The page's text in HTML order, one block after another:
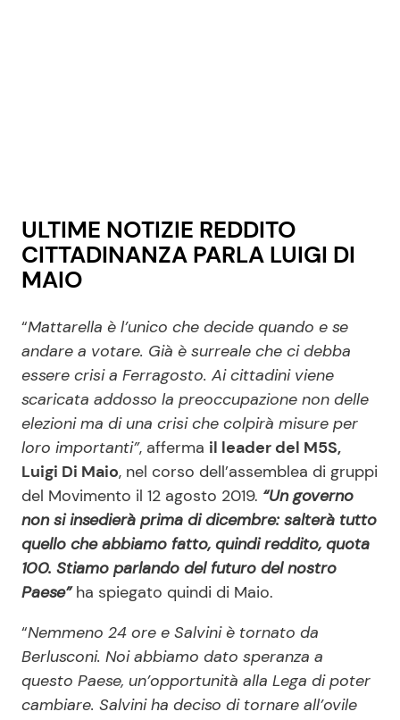
ULTIME NOTIZIE REDDITO
CITTADINANZA PARLA LUIGI DI
MAIO
“Mattarella è l’unico che decide quando e se
andare a votare. Già è surreale che ci debba
essere crisi a Ferragosto. Ai cittadini viene
scaricata addosso la preoccupazione non delle
elezioni ma di una crisi che colpirà misure per
loro importanti”, afferma il leader del M5S,
Luigi Di Maio, nel corso dell’assemblea di gruppi
del Movimento il 12 agosto 2019. “Un governo
non si insedierà prima di dicembre: salterà tutto
quello che abbiamo fatto, quindi reddito, quota
100. Stiamo parlando del futuro del nostro
Paese”ha spiegato quindi di Maio.
“Nemmeno 24 ore e Salvini è tornato da
Berlusconi. Noi abbiamo dato speranza a
questo Paese, un’opportunità alla Lega di poter
cambiare. Salvini ha deciso di tornare all’ovile